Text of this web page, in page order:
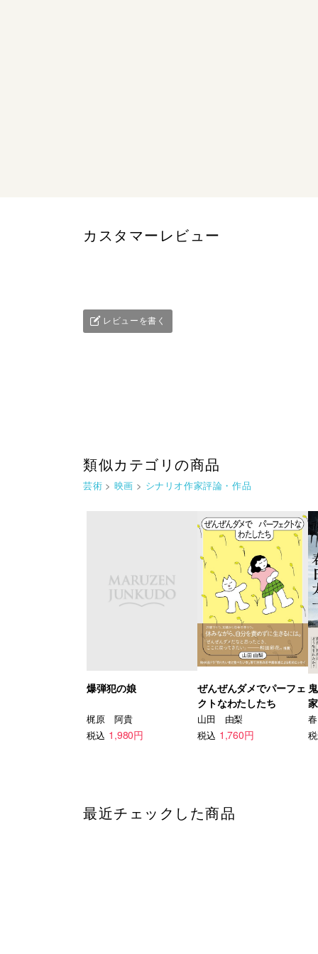
カスタマーレビュー
レビューを書く
類似カテゴリの商品
芸術 > 映画 > シナリオ作家評論・作品
爆弾犯の娘
梶原 阿貴
税込 1,980円
ぜんぜんダメでパーフェ
クトなわたしたち
山田 由梨
税込 1,760円
最近チェックした商品